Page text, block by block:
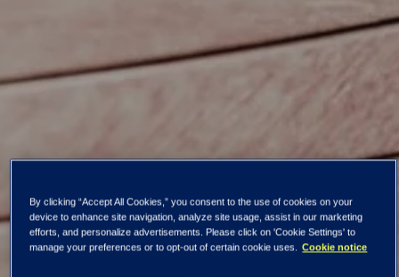
Kaikki uutiset ja tiedotteet
TietoEVRY: 300
By clicking “Accept All Cookies,” you consent to the use of cookies on your
device to enhance site navigation, analyze site usage, assist in our marketing
efforts, and personalize advertisements. Please click on 'Cookie Settings' to
manage your preferences or to opt-out of certain cookie uses.
Cookie notice